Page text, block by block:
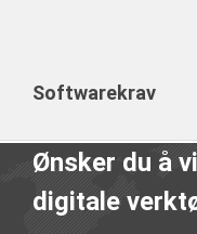
Softwarekrav
Ønsker du å
digitale